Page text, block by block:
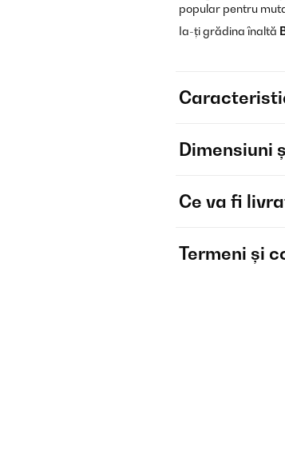
popular pentru
Ia-ți grădina înaltă
Dimensiuni
Ce va fi
Termeni și